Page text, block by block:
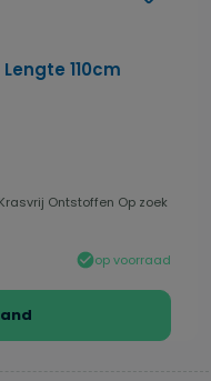
110cm
sterren
Ontstoffen Op zoek
op voorraad